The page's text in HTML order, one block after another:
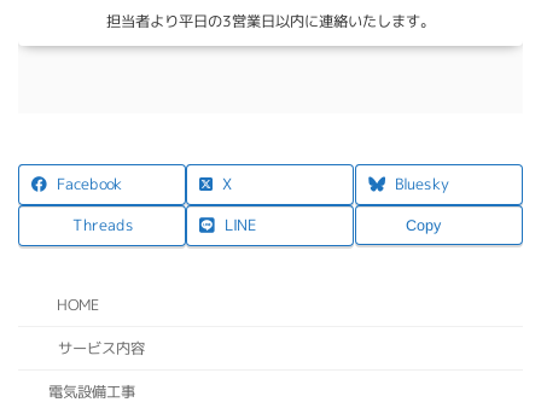
担当者より平日の3営業日以内に連絡いたします。
Facebook X Bluesky
Threads LINE Copy
HOME
サービス内容
電気設備工事